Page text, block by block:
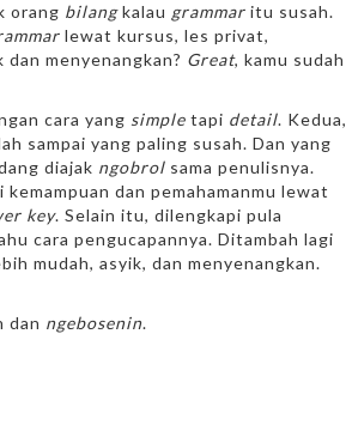
orang bilangkalau grammar itu susah.
lewat kursus, les privat,
dan menyenangkan? Great, kamu sudah
cara yang simple tapi detail. Kedua,
sampai yang paling susah. Dan yang
diajak ngobrol sama penulisnya.
kemampuan dan pemahamanmu lewat
key. Selain itu, dilengkapi pula
cara pengucapannya. Ditambah lagi
mudah, asyik, dan menyenangkan.
dan ngebosenin.